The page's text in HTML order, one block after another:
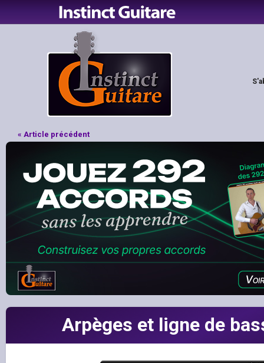
« Article précédent
Arpèges et ligne de